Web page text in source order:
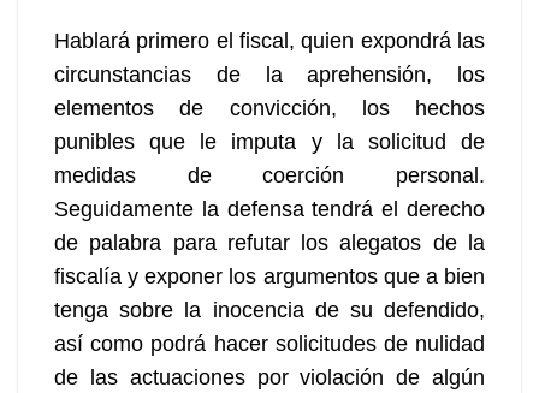
Hablará primero el fiscal, quien expondrá las
circunstancias de la aprehensión, los
elementos de convicción, los hechos
punibles que le imputa y la solicitud de
medidas de coerción personal.
Seguidamente la defensa tendrá el derecho
de palabra para refutar los alegatos de la
fiscalía y exponer los argumentos que a bien
tenga sobre la inocencia de su defendido,
así como podrá hacer solicitudes de nulidad
de las actuaciones por violación de algún